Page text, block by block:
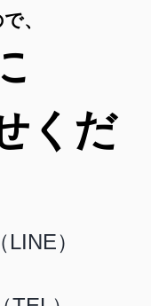
、
くだ
）